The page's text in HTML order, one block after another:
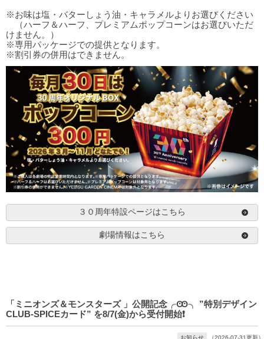
※お味は塩・バターしょう油・キャラメルよりお選びください
（ハーフ＆ハーフ、プレミアムポップコーンはお選びいただ
けません。）
※専用パッケージでの提供となります。
※割引券の併用はできません。
３０周年特設ページはこちら
劇場情報はこちら
「ミニオンズ＆モンスターズ 」公開記念╭Ꙭ╮ ”特別デザイン
CLUB-SPICEカード” を8/7(金)から受付開始❗️
お知らせ （2026-07-31更新）